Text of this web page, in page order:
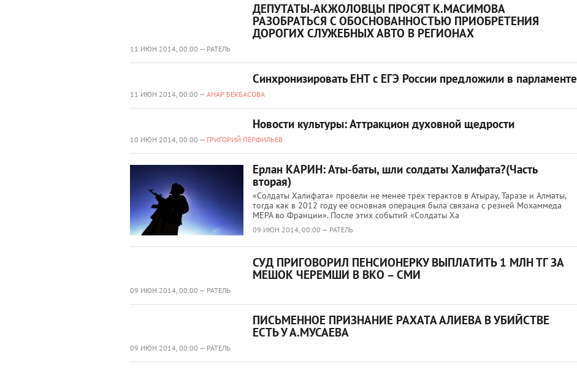
ДЕПУТАТЫ-АКЖОЛОВЦЫ ПРОСЯТ К.МАСИМОВА
РАЗОБРАТЬСЯ С ОБОСНОВАННОСТЬЮ ПРИОБРЕТЕНИЯ
ДОРОГИХ СЛУЖЕБНЫХ АВТО В РЕГИОНАХ
11 ИЮН 2014, 00:00 — РАТЕЛЬ
Синхронизировать ЕНТ с ЕГЭ России предложили в парламенте
11 ИЮН 2014, 00:00 — АНАР БЕКБАСОВА
Новости культуры: Аттракцион духовной щедрости
10 ИЮН 2014, 00:00 — ГРИГОРИЙ ПЕРФИЛЬЕВ
Ерлан КАРИН: Аты-баты, шли cолдаты Халифата?(Часть
вторая)
«Солдаты Халифата» провели не менее трех терактов в Атырау, Таразе и Алматы,
тогда как в 2012 году ее основная операция была связана с резней Мохаммеда
МЕРА во Франции». После этих событий «Солдаты Ха
09 ИЮН 2014, 00:00 — РАТЕЛЬ
СУД ПРИГОВОРИЛ ПЕНСИОНЕРКУ ВЫПЛАТИТЬ 1 МЛН ТГ ЗА
МЕШОК ЧЕРЕМШИ В ВКО – СМИ
09 ИЮН 2014, 00:00 — РАТЕЛЬ
ПИСЬМЕННОЕ ПРИЗНАНИЕ РАХАТА АЛИЕВА В УБИЙСТВЕ
ЕСТЬ У А.МУСАЕВА
09 ИЮН 2014, 00:00 — РАТЕЛЬ